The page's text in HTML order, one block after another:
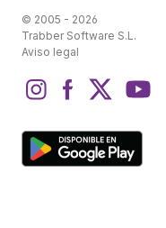
© 2005 - 2026
Trabber Software S.L.
Aviso legal